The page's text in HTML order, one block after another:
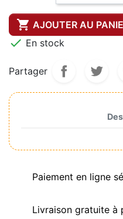
 AJOUTER AU
 En stock
Partager
Paiement en ligne
Livraison gratuite à